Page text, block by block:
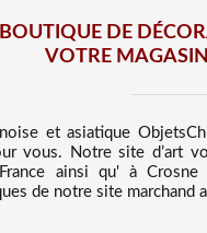
BOUTIQUE DE
VOTRE
et asiatique
vous. Notre site d’art
ainsi qu' à
de notre site marchand